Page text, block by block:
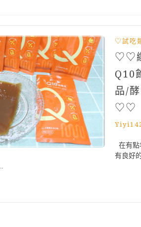
♡試吃
♡♡
Q10
品/
♡♡
在有
有良好